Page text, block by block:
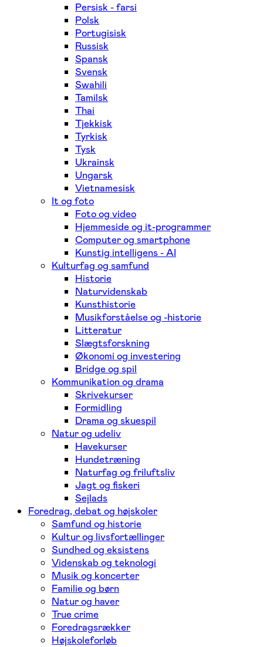
Persisk - farsi
Polsk
Portugisisk
Russisk
Spansk
Svensk
Swahili
Tamilsk
Thai
Tjekkisk
Tyrkisk
Tysk
Ukrainsk
Ungarsk
Vietnamesisk
It og foto
Foto og video
Hjemmeside og it-programmer
Computer og smartphone
Kunstig intelligens - AI
Kulturfag og samfund
Historie
Naturvidenskab
Kunsthistorie
Musikforståelse og -historie
Litteratur
Slægtsforskning
Økonomi og investering
Bridge og spil
Kommunikation og drama
Skrivekurser
Formidling
Drama og skuespil
Natur og udeliv
Havekurser
Hundetræning
Naturfag og friluftsliv
Jagt og fiskeri
Sejlads
Foredrag, debat og højskoler
Samfund og historie
Kultur og livsfortællinger
Sundhed og eksistens
Videnskab og teknologi
Musik og koncerter
Familie og børn
Natur og haver
True crime
Foredragsrækker
Højskoleforløb